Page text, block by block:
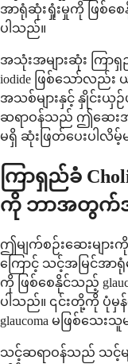
အာရုံဆုံးရှုံးမှုကို ဖြစ်စ
ပါသည်။
အသုံးအများဆုံး ကြာရှည်ခံ
iodide ဖြစ်သော်လည်
အသစ်များနှင့် နှိုင်းယှ
ဆရာဝန်သည် ဤဆေး
မရှိ ဆုံးဖြတ်ပေးပါလိမ့်
ကြာရှည်ခံ
ကို ဘာအတွက်
ဤမျက်စဉ်းဆေးများ
ကြောင့် သင့်အမြင်အာရုံ
ကို ဖြစ်စေနိုင်သည့်
ပါသည်။ ၎င်းတို့ကို ပုံမှ
glaucoma မဖြစ်သေ
သင့်ဆရာဝန်သည် သင့်မ